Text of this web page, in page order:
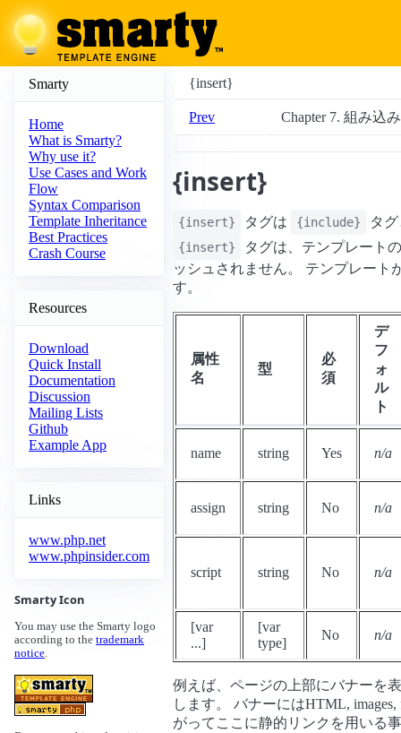
Smarty
Home
What is Smarty?
Why use it?
Use Cases and Work
Flow
Syntax Comparison
Template Inheritance
Best Practices
Crash Course
Resources
Download
Quick Install
Documentation
Discussion
Mailing Lists
Github
Example App
Links
www.php.net
www.phpinsider.com
Smarty Icon
You may use the Smarty logo
according to the trademark
notice.
{insert}
Prev Chapter 7. 組み込
{insert}
{insert} タグは {include} タ
{insert}
タグは、テンプレート
ッシュされません。 テンプレート
す。
属性
名
型
必
須
デ
フ
ォ
ル
ト
name string Yes n/a
assign string No n/a
script string No n/a
[var
...]
[var
type]
No n/a
例えば、ページの上部にバナーを
します。 バナーにはHTML,
がってここに静的リンクを用いる